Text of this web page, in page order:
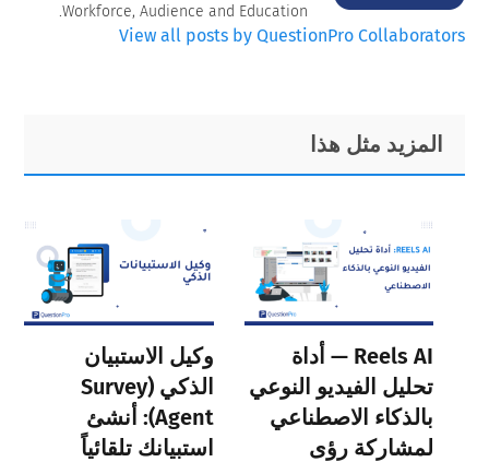
Workforce, Audience and Education.
View all posts by QuestionPro Collaborators
Primary
Sidebar
Footer
المزيد مثل هذا
Reels AI — أداة
تحليل الفيديو النوعي
بالذكاء الاصطناعي
لمشاركة رؤى
وكيل الاستبيان
الذكي (Survey
Agent): أنشئ
استبيانك تلقائياً